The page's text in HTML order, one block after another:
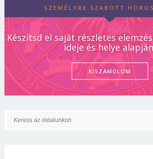
SZEMÉLYRE SZABOTT
Készítsd el saját részletes
ideje és helye
KISZÁMOLOM